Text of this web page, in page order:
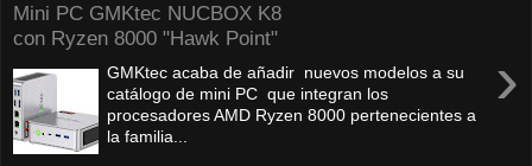
Mini PC GMKtec NUCBOX K8
con Ryzen 8000 "Hawk Point"
›
GMKtec acaba de añadir nuevos modelos a su
catálogo de mini PC que integran los
procesadores AMD Ryzen 8000 pertenecientes a
la familia...